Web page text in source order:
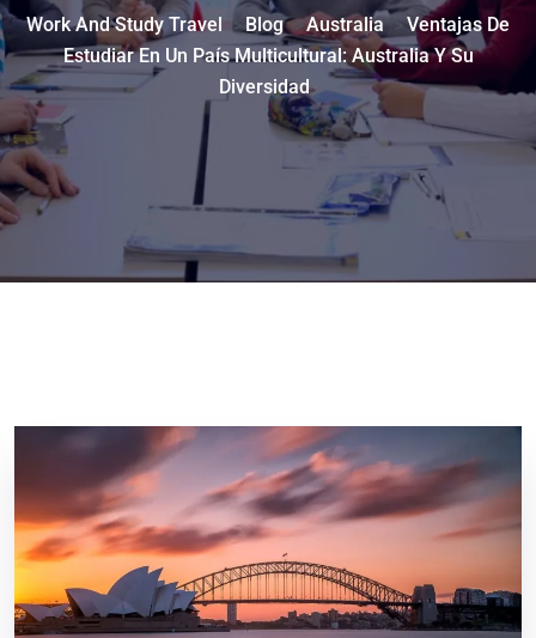
Work And Study Travel > Blog >Australia >Ventajas De
Estudiar En Un País Multicultural: Australia Y Su
Diversidad